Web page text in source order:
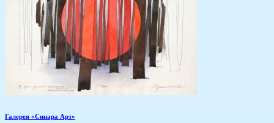
Галерея «Синара Арт»